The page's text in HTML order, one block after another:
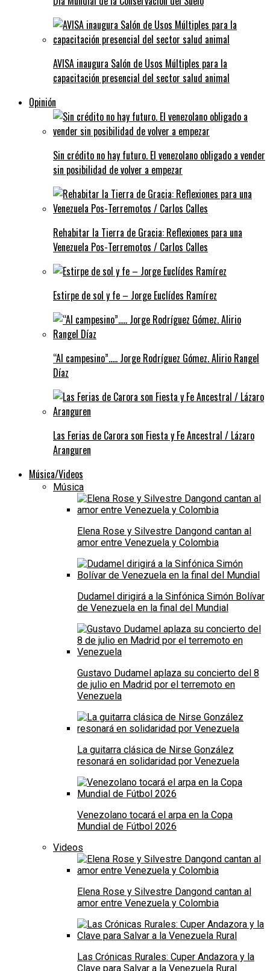
AVISA inaugura Salón de Usos Múltiples para la
capacitación presencial del sector salud animal
Opinión
Sin crédito no hay futuro. El venezolano obligado a vender
sin posibilidad de volver a empezar
Rehabitar la Tierra de Gracia: Reflexiones para una
Venezuela Pos-Terremotos / Carlos Calles
Estirpe de sol y fe – Jorge Euclídes Ramírez
“Al campesino”….. Jorge Rodríguez Gómez. Alirio Rangel
Díaz
Las Ferias de Carora son Fiesta y Fe Ancestral / Lázaro
Aranguren
Música/Videos
Música
Elena Rose y Silvestre Dangond cantan al
amor entre Venezuela y Colombia
Dudamel dirigirá a la Sinfónica Simón Bolívar
de Venezuela en la final del Mundial
Gustavo Dudamel aplaza su concierto del 8
de julio en Madrid por el terremoto en
Venezuela
La guitarra clásica de Nirse González
resonará en solidaridad por Venezuela
Venezolano tocará el arpa en la Copa
Mundial de Fútbol 2026
Videos
Elena Rose y Silvestre Dangond cantan al
amor entre Venezuela y Colombia
Las Crónicas Rurales: Cuper Andazora y la
Clave para Salvar a la Venezuela Rural